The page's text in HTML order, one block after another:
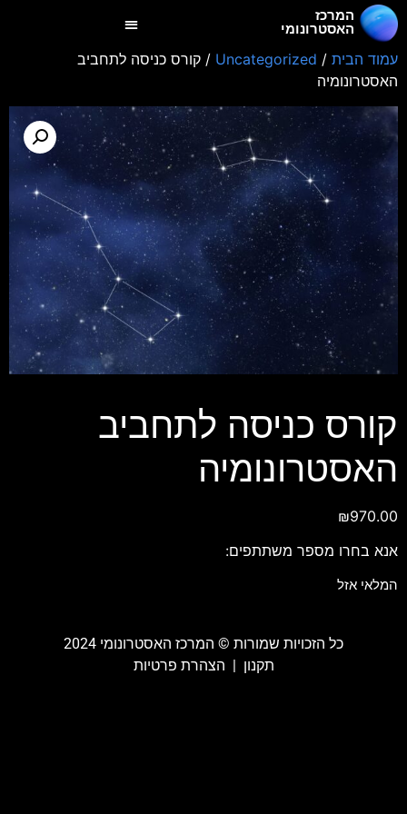
המרכז
האסטרונומי
עמוד הבית /
Uncategorized / קורס כניסה לתחביב
האסטרונומיה
קורס כניסה לתחביב
האסטרונומיה
₪970.00
אנא בחרו מספר משתתפים:
המלאי אזל
כל הזכויות שמורות ©️ המרכז האסטרונומי 2024
תקנון | הצהרת פרטיות